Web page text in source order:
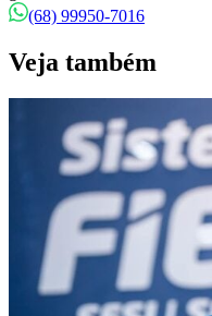
(68) 99950-7016
Veja também